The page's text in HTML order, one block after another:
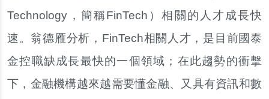
Technology，簡稱FinTech）相關的人才成長快
速。翁德雁分析，FinTech相關人才，是目前國泰
金控職缺成長最快的一個領域；在此趨勢的衝擊
下，金融機構越來越需要懂金融、又具有資訊和數